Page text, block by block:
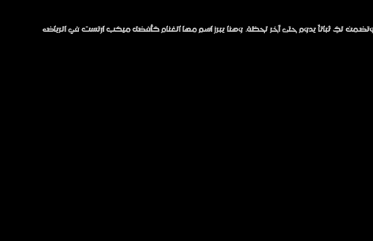
وتضمن لكِ ثباتاً يدوم حتى آخر لحظة. وهنا يبرز اسم مها الغنام كأفضل ميكب ارتست في الرياض